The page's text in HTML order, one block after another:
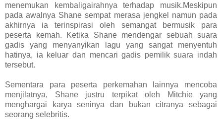
menemukan kembaligairahnya terhadap musik.Meskipun
pada awalnya Shane sempat merasa jengkel namun pada
akhirnya ia terinspirasi oleh semangat bermusik para
peserta kemah. Ketika Shane mendengar sebuah suara
gadis yang menyanyikan lagu yang sangat menyentuh
hatinya, ia keluar dan mencari gadis pemilik suara indah
tersebut.
Sementara para peserta perkemahan lainnya mencoba
menjilatnya, Shane justru terpikat oleh Mitchie yang
menghargai karya seninya dan bukan citranya sebagai
seorang selebritis.